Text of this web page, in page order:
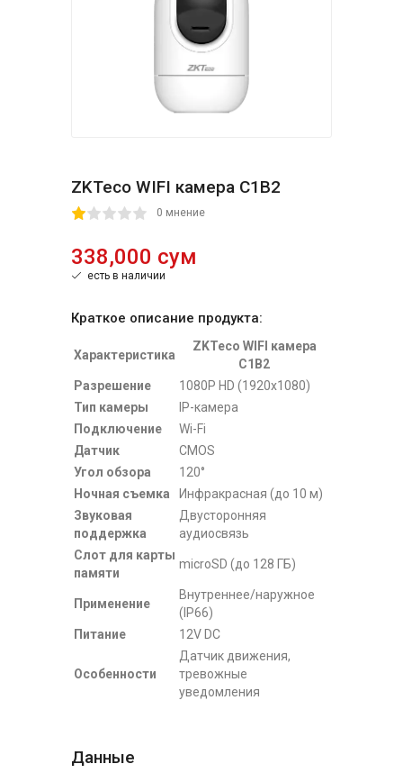
ZKTeco WIFI камера C1B2
0 мнение
338,000 сум
есть в наличии
Краткое описание продукта:
Характеристика
ZKTeco WIFI камера
C1B2
Разрешение
1080P HD (1920x1080)
Тип камеры
IP-камера
Подключение
Wi-Fi
Датчик
CMOS
Угол обзора
120°
Ночная съемка
Инфракрасная (до 10 м)
Звуковая
поддержка
Двусторонняя
аудиосвязь
Слот для карты
памяти
microSD (до 128 ГБ)
Применение
Внутреннее/наружное
(IP66)
Питание
12V DC
Особенности
Датчик движения,
тревожные
уведомления
Данные